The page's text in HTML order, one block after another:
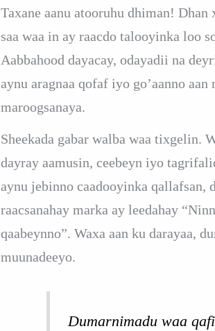
Taxane aanu atooruhu dhiman!
saa waa in ay raacdo talooyinka loo
Aabbahood dayacay, odayadii na
aynu aragnaa qofaf iyo go’aanno
maroogsanaya.
Sheekada gabar walba waa tixgelin.
dayray aamusin, ceebeyn iyo
aynu jebinno caadooyinka qallafsan,
raacsanahay marka ay leedahay
qaabeynno”. Waxa aan ku darayaa,
muunadeeyo.
Dumarnimadu waa